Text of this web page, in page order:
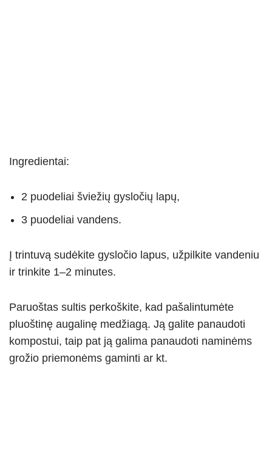
Ingredientai:
2 puodeliai šviežių gysločių lapų,
3 puodeliai vandens.
Į trintuvą sudėkite gysločio lapus, užpilkite vandeniu
ir trinkite 1–2 minutes.
Paruoštas sultis perkoškite, kad pašalintumėte
pluoštinę augalinę medžiagą. Ją galite panaudoti
kompostui, taip pat ją galima panaudoti naminėms
grožio priemonėms gaminti ar kt.